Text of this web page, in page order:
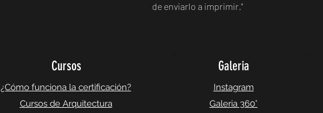
de enviarlo a imprimir."
Cursos
¿Cómo funciona la certificación?
Cursos de Arquitectura
Galeria
Instagram
Galeria 360°